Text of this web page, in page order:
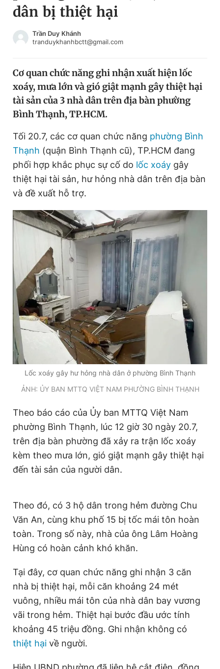
Chuyên mục khác
Chào ngày mới
Video Magazine
Sản phẩm khác
Tiện ích Bạn cần biết
Thông tin tòa soạn Liên hệ quảng cáo
Đọc Thanh Niên trên điện thoại
Theo dõi báo trên
Hotline
0906 645 777
Liên hệ quảng cáo
0908 780 404
Quảng cáo Tòa soạn Chính sách bảo
Phó tổng biên tập thường trực: Hải Thành
Phó tổng biên tập: Lâm Hiếu Dũng
Phó tổng biên tập: Trần Việt Hưng
Tổng thư ký tòa soạn: Đức Trung
© 2003-2026 Bản quyền thuộc về Báo Thanh Niên. Cấm sao
chép dưới mọi hình thức nếu không có sự chấp thuận bằng văn
bản. Phát triển bởi ePi Technologies, JSC.
Tin đã xem
Đăng xuất
dân bị thiệt hại
Trần Duy Khánh
tranduykhanhbctt@gmail.com
Cơ quan chức năng ghi nhận xuất hiện lốc
xoáy, mưa lớn và gió giật mạnh gây thiệt hại
tài sản của 3 nhà dân trên địa bàn phường
Bình Thạnh, TP.HCM.
Tối 20.7, các cơ quan chức năng phường Bình
Thạnh (quận Bình Thạnh cũ), TP.HCM đang
phối hợp khắc phục sự cố do lốc xoáy gây
thiệt hại tài sản, hư hỏng nhà dân trên địa bàn
và đề xuất hỗ trợ.
Lốc xoáy gây hư hỏng nhà dân ở phường Bình Thạnh
ẢNH: ỦY BAN MTTQ VIỆT NAM PHƯỜNG BÌNH THẠNH
Theo báo cáo của Ủy ban MTTQ Việt Nam
phường Bình Thạnh, lúc 12 giờ 30 ngày 20.7,
trên địa bàn phường đã xảy ra trận lốc xoáy
kèm theo mưa lớn, gió giật mạnh gây thiệt hại
đến tài sản của người dân.
Theo đó, có 3 hộ dân trong hẻm đường Chu
Văn An, cùng khu phố 15 bị tốc mái tôn hoàn
toàn. Trong số này, nhà của ông Lâm Hoàng
Hùng có hoàn cảnh khó khăn.
Tại đây, cơ quan chức năng ghi nhận 3 căn
nhà bị thiệt hại, mỗi căn khoảng 24 mét
vuông, nhiều mái tôn của nhà dân bay vương
vãi trong hẻm. Thiệt hại bước đầu ước tính
khoảng 45 triệu đồng. Ghi nhận không có
thiệt hại về người.